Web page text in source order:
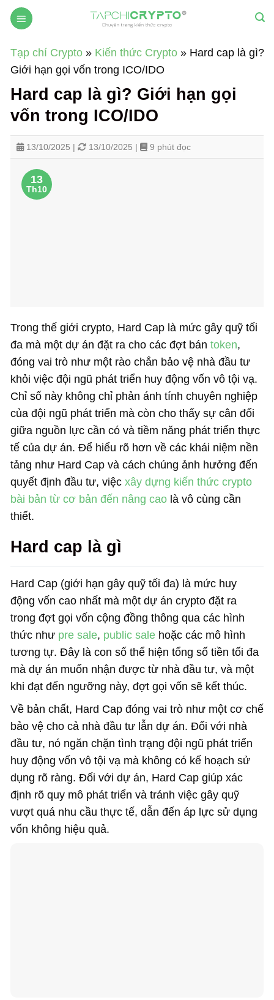
Skip
Tạp chí Crypto » Kiến thức Crypto » Hard cap là gì?
Giới hạn gọi vốn trong ICO/IDO
Hard cap là gì? Giới hạn gọi
vốn trong ICO/IDO
13/10/2025 | 13/10/2025 | 9 phút đọc
13
Th10
Trong thế giới crypto, Hard Cap là mức gây quỹ tối
đa mà một dự án đặt ra cho các đợt bán token,
đóng vai trò như một rào chắn bảo vệ nhà đầu tư
khỏi việc đội ngũ phát triển huy động vốn vô tội vạ.
Chỉ số này không chỉ phản ánh tính chuyên nghiệp
của đội ngũ phát triển mà còn cho thấy sự cân đối
giữa nguồn lực cần có và tiềm năng phát triển thực
tế của dự án. Để hiểu rõ hơn về các khái niệm nền
tảng như Hard Cap và cách chúng ảnh hưởng đến
quyết định đầu tư, việc xây dựng kiến thức crypto
bài bản từ cơ bản đến nâng cao là vô cùng cần
thiết.
Hard cap là gì
Hard Cap (giới hạn gây quỹ tối đa) là mức huy
động vốn cao nhất mà một dự án crypto đặt ra
trong đợt gọi vốn cộng đồng thông qua các hình
thức như pre sale, public sale hoặc các mô hình
tương tự. Đây là con số thể hiện tổng số tiền tối đa
mà dự án muốn nhận được từ nhà đầu tư, và một
khi đạt đến ngưỡng này, đợt gọi vốn sẽ kết thúc.
Về bản chất, Hard Cap đóng vai trò như một cơ chế
bảo vệ cho cả nhà đầu tư lẫn dự án. Đối với nhà
đầu tư, nó ngăn chặn tình trạng đội ngũ phát triển
huy động vốn vô tội vạ mà không có kế hoạch sử
dụng rõ ràng. Đối với dự án, Hard Cap giúp xác
định rõ quy mô phát triển và tránh việc gây quỹ
vượt quá nhu cầu thực tế, dẫn đến áp lực sử dụng
vốn không hiệu quả.